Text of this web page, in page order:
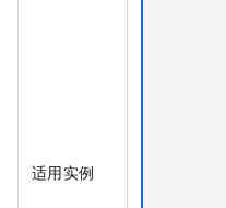
适用实例